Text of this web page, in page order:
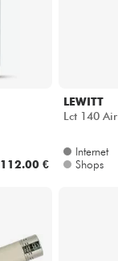
112.00 €
LEWITT
Lct 140 Air
Internet
Shops